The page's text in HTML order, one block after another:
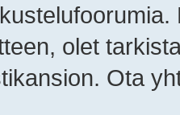
olet
Ota